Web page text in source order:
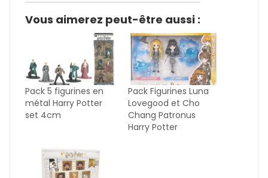
Vous aimerez peut-être aussi :
Pack 5 figurines en
métal Harry Potter
set 4cm
Pack Figurines Luna
Lovegood et Cho
Chang Patronus
Harry Potter